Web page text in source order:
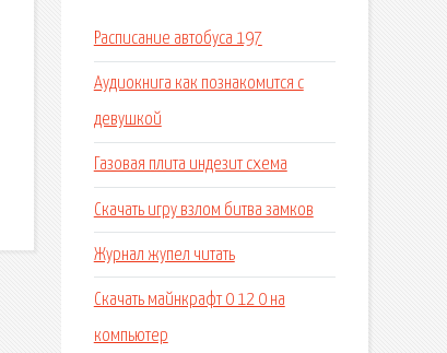
Расписание автобуса 197
Аудиокнига как познакомится с
девушкой
Газовая плита индезит схема
Скачать игру взлом битва замков
Журнал жупел читать
Скачать майнкрафт 0 12 0 на
компьютер